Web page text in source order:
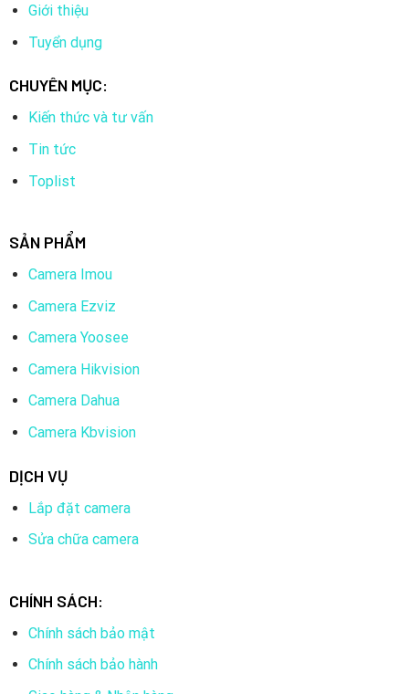
Giới thiệu
Tuyển dụng
CHUYÊN MỤC:
Kiến thức và tư vấn
Tin tức
Toplist
SẢN PHẨM
Camera Imou
Camera Ezviz
Camera Yoosee
Camera Hikvision
Camera Dahua
Camera Kbvision
DỊCH VỤ
Lắp đặt camera
Sửa chữa camera
CHÍNH SÁCH:
Chính sách bảo mật
Chính sách bảo hành